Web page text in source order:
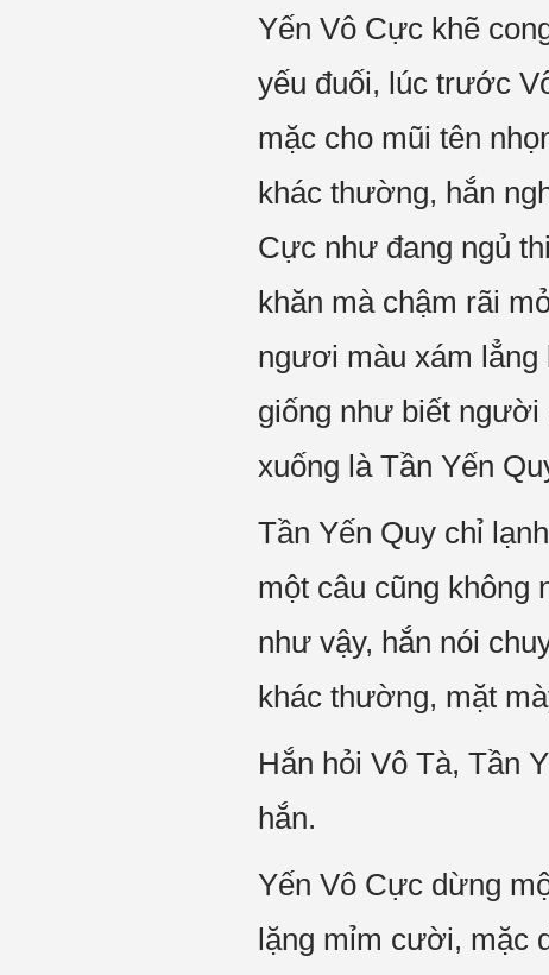
Yến Vô Cực khẽ
yếu đuối, lúc trước
mặc cho mũi tên
khác thường, hắn
Cực như đang ngủ
khăn mà chậm rãi
ngươi màu xám lẳng
giống như biết người
xuống là Tần Yến
Tần Yến Quy chỉ
một câu cũng không
như vậy, hắn nói
khác thường, mặt
Hắn hỏi Vô Tà, Tần
hắn.
Yến Vô Cực dừng
lặng mỉm cười, mặc